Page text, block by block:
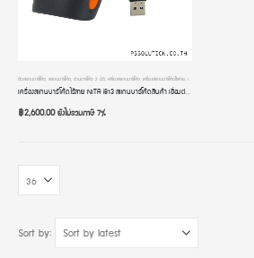
ตัวสแกนบาร์โค้ด สแกนบาร์โค้ด อ่านบาร์โค้ด 2 มิติ เครื่องสแกนบาร์โค้ด เครื่องสแกนบาร์โค้ดไร้สาย เครื่องอ่านบาร์โค้ด
เครื่องสแกนบาร์โค้ดไร้สาย NITA i813 สแกนบาร์โค้ดสินค้า เชื่อมต่อผ่าน USB Dongle สลับภาษาอัตโนมัติ เครื่องอ่านคิวอาร์โค้ด หัวอ่าน 2 มิติ
฿2,600.00ยังไม่รวมภาษี 7%
Sort by: